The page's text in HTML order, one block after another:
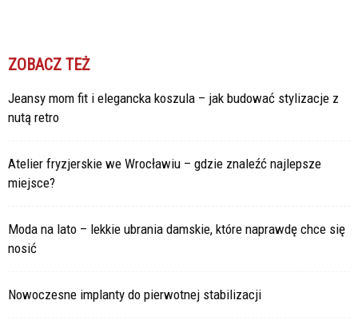
ZOBACZ TEŻ
Jeansy mom fit i elegancka koszula – jak budować stylizacje z
nutą retro
Atelier fryzjerskie we Wrocławiu – gdzie znaleźć najlepsze
miejsce?
Moda na lato – lekkie ubrania damskie, które naprawdę chce się
nosić
Nowoczesne implanty do pierwotnej stabilizacji